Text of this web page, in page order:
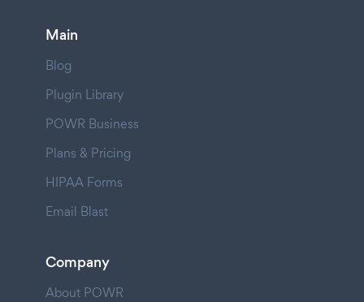
Main
Blog
Plugin Library
POWR Business
Plans & Pricing
HIPAA Forms
Email Blast
Company
About POWR